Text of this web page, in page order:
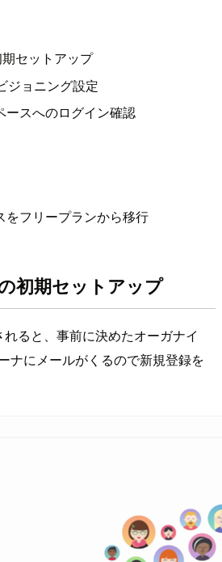
セットアップ
ジョニング設定
ースへのログイン確認
をフリープランから移行
初期セットアップ
ると、事前に決めたオーガナイ
ナにメールがくるので新規登録を